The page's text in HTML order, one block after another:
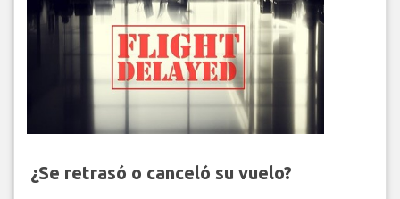
¿Se retrasó o canceló su vuelo?